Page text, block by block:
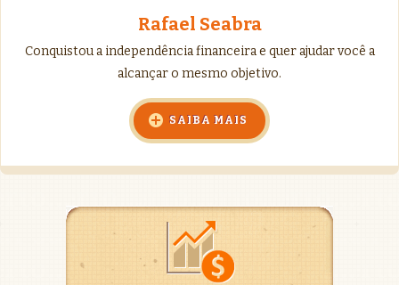
Rafael Seabra
Conquistou a independência financeira e quer ajudar você a
alcançar o mesmo objetivo.
SAIBA MAIS